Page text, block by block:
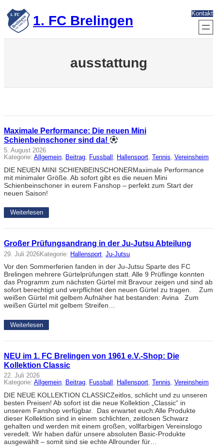
Zum
Inhalt
springen 1. FC Brelingen Kontakt
ausstattung
Maximale Performance: Die neuen Mini
Schienbeinschoner sind da!
5. August 2026
Kategorie: Allgemein, Beitrag, Fussball , Hallensport, Tennis, Vereinsheim
DIE NEUEN MINI SCHIENBEINSCHONERMaximale Performance
mit minimaler Größe. Ab sofort gibt es die neuen Mini
Schienbeinschoner in eurem Fanshop – perfekt zum Start der
neuen Saison!
Weiterlesen
Großer Prüfungsandrang in der Ju-Jutsu Abteilung
29. Juli 2026Kategorie: Hallensport Ju-Jutsu
Vor den Sommerferien fanden in der Ju-Jutsu Sparte des FC
Brelingen mehrere Gürtelprüfungen statt. Alle 9 Prüflinge konnten
das Programm zum nächsten Gürtel mit Bravour zeigen und sind ab
sofort berechtigt und verpflichtet den neuen Gürtel zu tragen. Zum
weißen Gürtel mit gelbem Aufnäher hat bestanden: Avina Zum
weißen Gürtel mit gelbem Streifen…
Weiterlesen
NEU im 1. FC Brelingen von 1961 e.V.-Shop: Die
Kollektion Classic
22. Juli 2026
Kategorie: Allgemein, Beitrag, Fussball , Hallensport, Tennis, Vereinsheim
DIE NEUE KOLLEKTION CLASSICZeitlos, schlicht und zu unseren
besten Preisen! Ab sofort ist die neue Kollektion „Classic“ in
unserem Fanshop verfügbar. Das erwartet euch:Alle Produkte
dieser Kollektion sind in einem schlichten, zeitlosen Schwarz
gehalten und werden mit einem großen, vollfarbigen Vereinslogo
veredelt. Wir haben dafür unsere absoluten Basic-Produkte
ausgewählt – somit sind sie echte Allrounder für…